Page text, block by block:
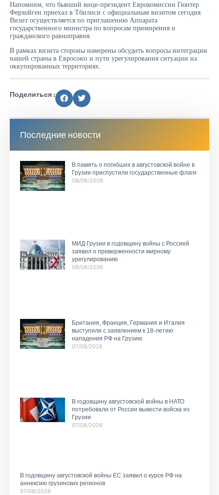
Напомним, что бывший вице-президент Еврокомиссии Гюнтер
Ферхойген приехал в Тбилиси с официальным визитом сегодня.
Визит осуществляется по приглашению Аппарата
государственного министра по вопросам примирения и
гражданского равноправия.
В рамках визита стороны намерены обсудить вопросы интеграции
нашей страны в Евросоюз и пути урегулирования ситуации на
оккупированных территориях.
Поделиться :
Последние новости
В память о погибших в августовской войне в
Грузии приспустили государственные флаги
08/08/2026
МИД Грузии в годовщину войны с Россией
заявил о приверженности мирному
урегулированию
08/08/2026
Британия, Франция, Германия и Италия
выступили с заявлением к 18-летию
нападения РФ на Грузию
07/08/2026
В годовщину августовской войны в НАТО
потребовали от России вывести войска из
Грузии
07/08/2026
В годовщину августовской войны ЕС заявил о курсе РФ на
аннексию грузинских регионов
07/08/2026